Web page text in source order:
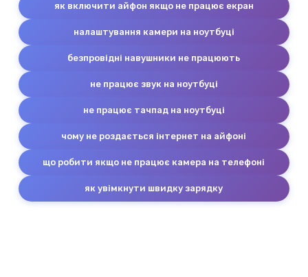
як включити айфон якщо не працює екран
налаштування камери на ноутбуці
безпровідні навушники не працюють
не працює звук на ноутбуці
не працює тачпад на ноутбуці
чому не роздається інтернет на айфоні
що робити якщо не працює камера на телефоні
як увімкнути швидку зарядку